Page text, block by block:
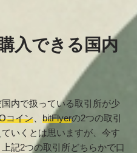
入できる国内
内で扱っている取引所が少
コイン bitFlyerの2つの取引
いくとは思いますが、今す
記2つの取引所どちらかで口